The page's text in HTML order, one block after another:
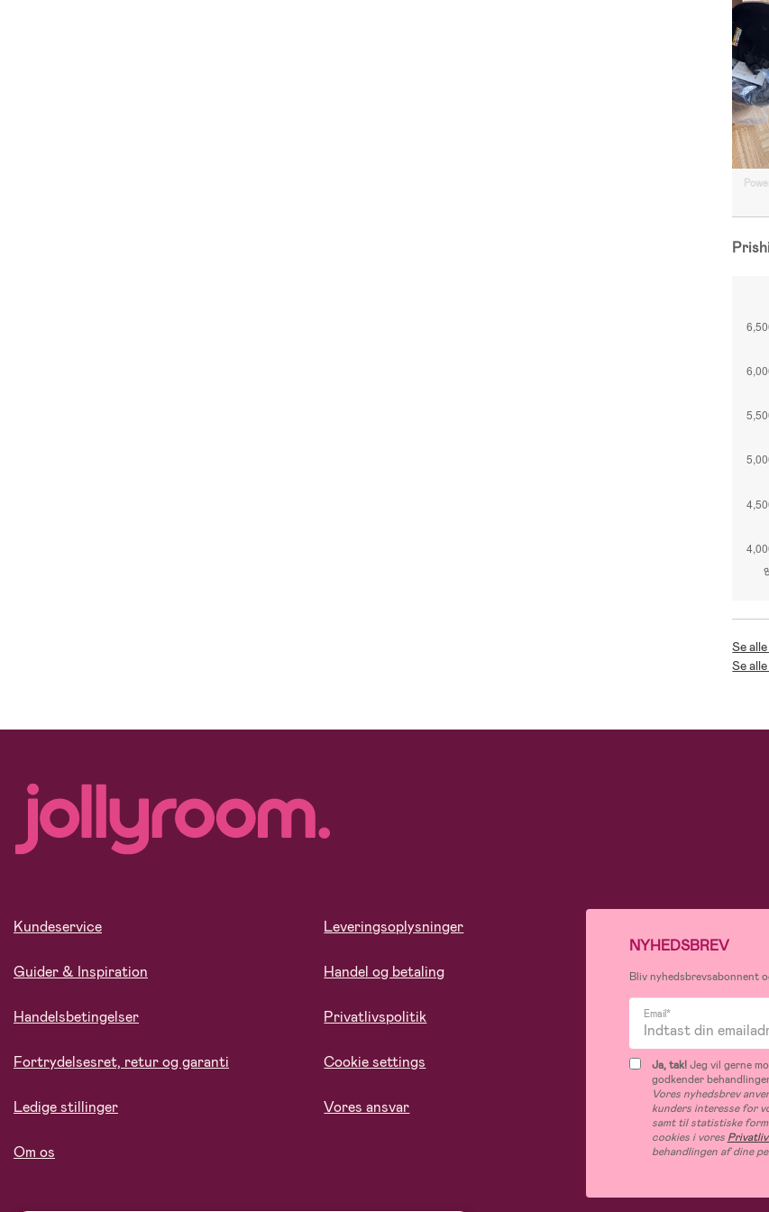
Se
Se
Kundeservice
Guider & Inspiration
Handelsbetingelser
Fortrydelsesret, retur og garanti
Ledige stillinger
Om os
Leveringsoplysninger
Handel og betaling
Privatlivspolitik
Cookie settings
Vores ansvar
NYHEDSBREV
Bliv nyhedsbrevsabonnent
Email*
Ja, tak!Jeg vil gerne
godkender
Vores nyhedsbrev
kunders interesse for
samt til statistiske
cookies i vores
behandlingen af dine